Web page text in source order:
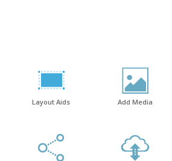
Layout Aids Add Media